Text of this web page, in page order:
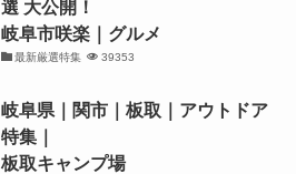
選 大公開！
岐阜市咲楽｜グルメ
最新厳選特集 39353
岐阜県｜関市｜板取｜アウトドア
特集｜
板取キャンプ場